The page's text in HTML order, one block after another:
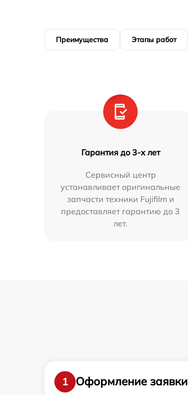
Преимущества Этапы работ
Гарантия до 3-х лет
Сервисный центр
устанавливает оригинальные
запчасти техники Fujifilm и
предоставляет гарантию до 3
лет.
1
Оформление заявки